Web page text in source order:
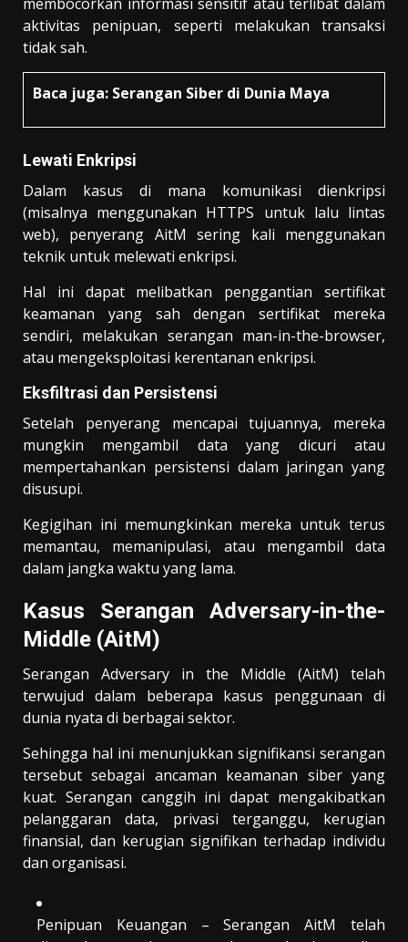
aktivitas penipuan, seperti melakukan transaksi
tidak sah.
Baca juga: Serangan Siber di Dunia Maya
Lewati Enkripsi
Dalam kasus di mana komunikasi dienkripsi
(misalnya menggunakan HTTPS untuk lalu lintas
web), penyerang AitM sering kali menggunakan
teknik untuk melewati enkripsi.
Hal ini dapat melibatkan penggantian sertifikat
keamanan yang sah dengan sertifikat mereka
sendiri, melakukan serangan man-in-the-browser,
atau mengeksploitasi kerentanan enkripsi.
Eksfiltrasi dan Persistensi
Setelah penyerang mencapai tujuannya, mereka
mungkin mengambil data yang dicuri atau
mempertahankan persistensi dalam jaringan yang
disusupi.
Kegigihan ini memungkinkan mereka untuk terus
memantau, memanipulasi, atau mengambil data
dalam jangka waktu yang lama.
Kasus Serangan Adversary-in-the-
Middle (AitM)
Serangan Adversary in the Middle (AitM) telah
terwujud dalam beberapa kasus penggunaan di
dunia nyata di berbagai sektor.
Sehingga hal ini menunjukkan signifikansi serangan
tersebut sebagai ancaman keamanan siber yang
kuat. Serangan canggih ini dapat mengakibatkan
pelanggaran data, privasi terganggu, kerugian
finansial, dan kerugian signifikan terhadap individu
dan organisasi.
Penipuan Keuangan – Serangan AitM telah